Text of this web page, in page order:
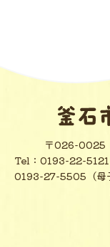
〒026-0025
Tel： 0193-22-5121
0193-27-5505（母